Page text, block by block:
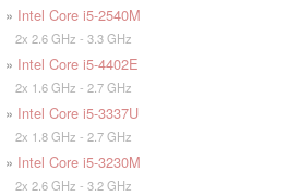
» Intel Core i5-2540M
2x 2.6 GHz - 3.3 GHz
» Intel Core i5-4402E
2x 1.6 GHz - 2.7 GHz
» Intel Core i5-3337U
2x 1.8 GHz - 2.7 GHz
» Intel Core i5-3230M
2x 2.6 GHz - 3.2 GHz